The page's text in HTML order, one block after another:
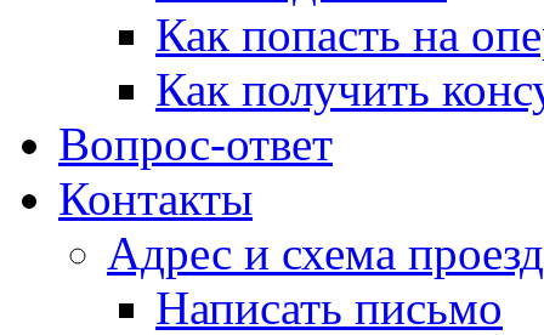
Как попасть на
Как получить
Вопрос-ответ
Контакты
Адрес и схема
Написать письмо